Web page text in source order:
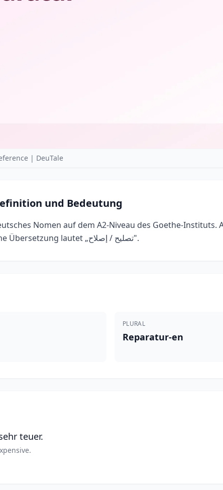
| DeuTale
und Bedeutung
Nomen auf dem A2-Niveau des Goethe-Instituts.
es „repair". Die arabische Übersetzung lautet „تصليح / إصلاح".
PLURAL
Reparatur-en
teuer.